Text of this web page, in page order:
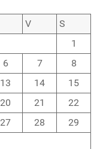
V
S
1
6 7
8
13 14
15
20 21
22
27 28
29